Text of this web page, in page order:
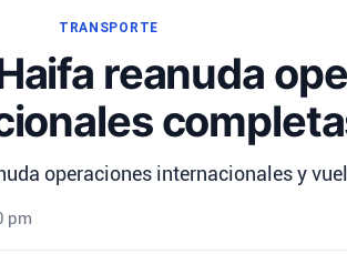
TRANSPORTE
reanuda
operaciones internacionales y
pm